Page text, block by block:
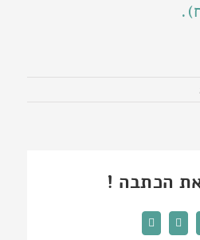
הכתבה !
WhatsAppכתובת